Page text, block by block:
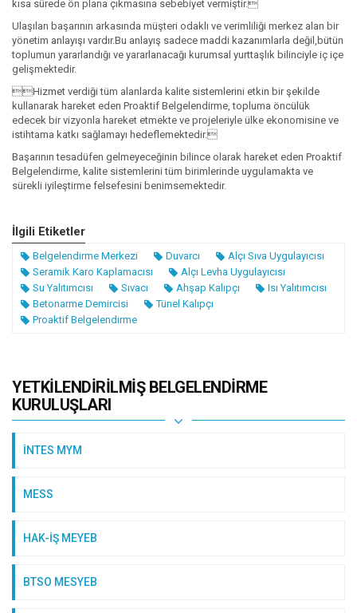
kısa sürede ön plana çıkmasına sebebiyet vermiştir.
Ulaşılan başarının arkasında müşteri odaklı ve verimliliği merkez alan bir
yönetim anlayışı vardır.Bu anlayış sadece maddi kazanımlarla değil,bütün
toplumun yararlandığı ve yararlanacağı kurumsal yurttaşlık bilinciyle iç içe
gelişmektedir.
Hizmet verdiği tüm alanlarda kalite sistemlerini etkin bir şekilde
kullanarak hareket eden Proaktif Belgelendirme, topluma öncülük
edecek bir vizyonla hareket etmekte ve projeleriyle ülke ekonomisine ve
istihtama katkı sağlamayı hedeflemektedir.
Başarının tesadüfen gelmeyeceğinin bilince olarak hareket eden Proaktif
Belgelendirme, kalite sistemlerini tüm birimlerinde uygulamakta ve
sürekli iyileştirme felsefesini benimsemektedir.
İlgili Etiketler
Belgelendirme Merkezi Duvarcı
Alçı Sıva Uygulayıcısı
Seramik Karo Kaplamacısı
Alçı Levha Uygulayıcısı
Su Yalıtımcısı
Sıvacı Ahşap Kalıpçı
Isı Yalıtımcısı
Betonarme Demircisi
Tünel Kalıpçı
Proaktif Belgelendirme
YETKILENDIRILMIŞ BELGELENDIRME
KURULUŞLARI
İNTES MYM
MESS
HAK-İŞ MEYEB
BTSO MESYEB